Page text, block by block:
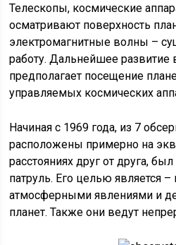
Телескопы, космические
осматривают поверхность
электромагнитные волны –
работу. Дальнейшее развитие
предполагает посещение
управляемых космических
Начиная с 1969 года, из 7
расположены примерно на
расстояниях друг от друга,
патруль. Его целью является
атмосферными явлениями и
планет. Также они ведут